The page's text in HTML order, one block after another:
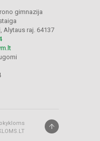
gimnazija
Alytaus raj. 64137